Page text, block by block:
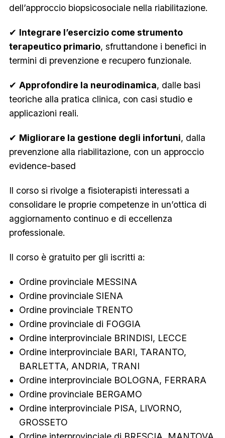
dell’approccio biopsicosociale nella riabilitazione.
✔ Integrare l’esercizio come strumento
terapeutico primario, sfruttandone i benefici in
termini di prevenzione e recupero funzionale.
✔ Approfondire la neurodinamica, dalle basi
teoriche alla pratica clinica, con casi studio e
applicazioni reali.
✔ Migliorare la gestione degli infortuni, dalla
prevenzione alla riabilitazione, con un approccio
evidence-based
Il corso si rivolge a fisioterapisti interessati a
consolidare le proprie competenze in un’ottica di
aggiornamento continuo e di eccellenza
professionale.
Il corso è gratuito per gli iscritti a:
Ordine provinciale MESSINA
Ordine provinciale SIENA
Ordine provinciale TRENTO
Ordine provinciale di FOGGIA
Ordine interprovinciale BRINDISI, LECCE
Ordine interprovinciale BARI, TARANTO,
BARLETTA, ANDRIA, TRANI
Ordine interprovinciale BOLOGNA, FERRARA
Ordine provinciale BERGAMO
Ordine interprovinciale PISA, LIVORNO,
GROSSETO